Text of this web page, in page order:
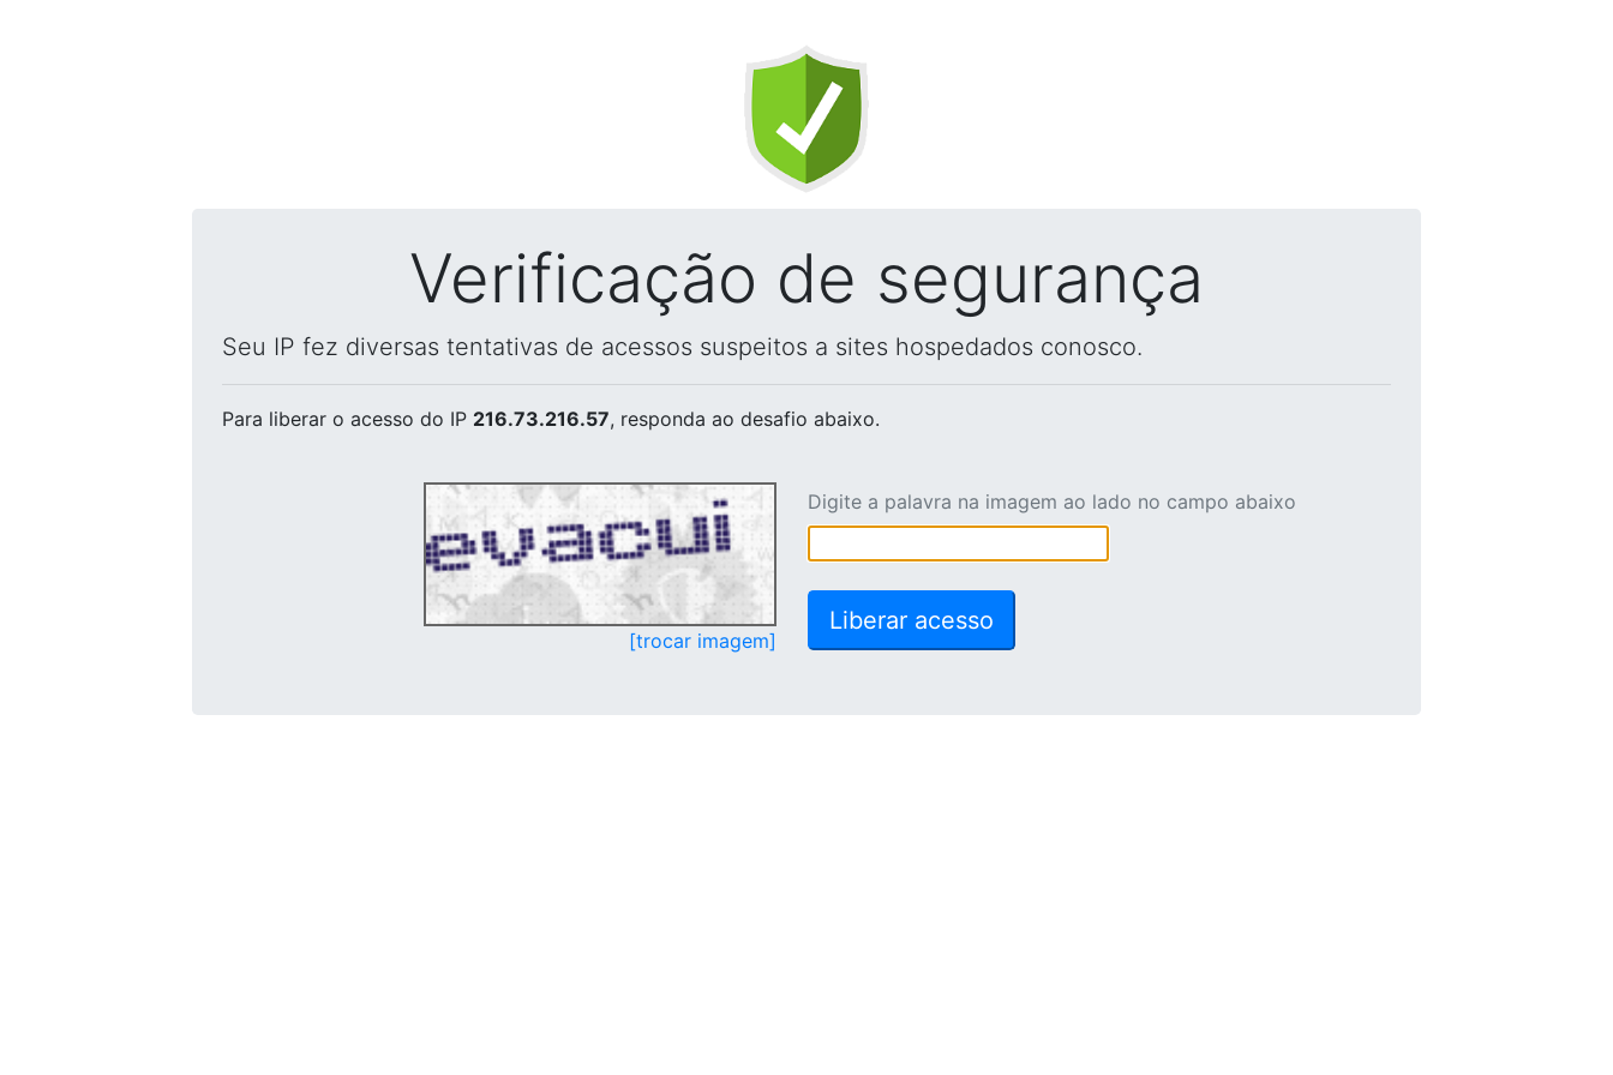
Verificação de segurança
Seu IP fez diversas tentativas de acessos suspeitos a sites hospedados conosco.
Para liberar o acesso do IP 216.73.216.57, responda ao desafio abaixo.
[trocar imagem]
Digite a palavra na imagem ao lado no campo abaixo